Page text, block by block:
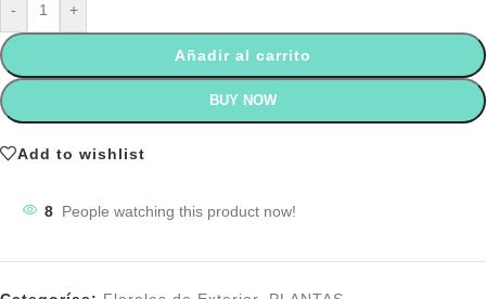
- +
Añadir al carrito
BUY NOW
Add to wishlist
8 People watching this product now!